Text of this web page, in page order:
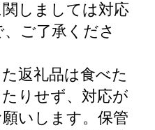
しましては対応
ご了承くださ
返礼品は食べた
りせず、対応が
いします。保管